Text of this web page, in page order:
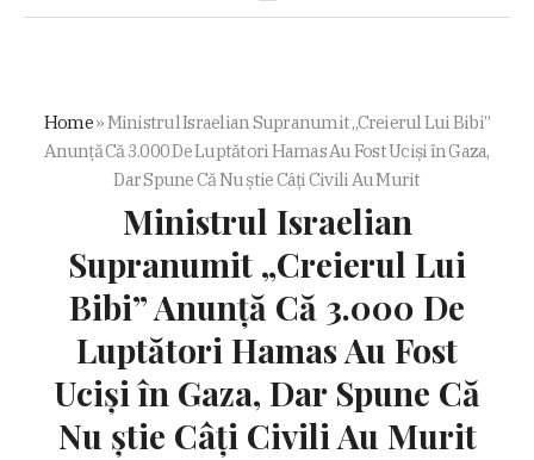
Home»Ministrul Israelian Supranumit „Creierul Lui Bibi”
Anunță Că 3.000 De Luptători Hamas Au Fost Uciși în Gaza,
Dar Spune Că Nu știe Câți Civili Au Murit
Ministrul Israelian
Supranumit „Creierul Lui
Bibi” Anunță Că 3.000 De
Luptători Hamas Au Fost
Uciși în Gaza, Dar Spune Că
Nu știe Câți Civili Au Murit